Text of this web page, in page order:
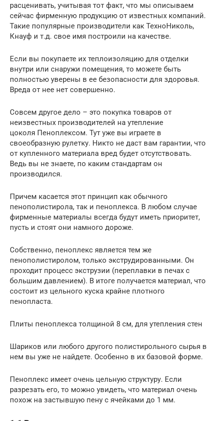
расценивать, учитывая тот факт, что мы описываем
сейчас фирменную продукцию от известных компаний.
Такие популярные производители как ТехноНиколь,
Кнауф и т.д. свое имя построили на качестве.
Если вы покупаете их теплоизоляцию для отделки
внутри или снаружи помещения, то можете быть
полностью уверены в ее безопасности для здоровья.
Вреда от нее нет совершенно.
Совсем другое дело – это покупка товаров от
неизвестных производителей на утепление
цоколя Пеноплексом. Тут уже вы играете в
своеобразную рулетку. Никто не даст вам гарантии, что
от купленного материала вред будет отсутствовать.
Ведь вы не знаете, по каким стандартам он
производился.
Причем касается этот принцип как обычного
пенополистирола, так и пеноплекса. В любом случае
фирменные материалы всегда будут иметь приоритет,
пусть и стоят они намного дороже.
Собственно, пеноплекс является тем же
пенополистиролом, только экструдированными. Он
проходит процесс экструзии (переплавки в печах с
большим давлением). В итоге получается материал, что
состоит из цельного куска крайне плотного
пенопласта.
Плиты пеноплекса толщиной 8 см, для утепления стен
Шариков или любого другого полистирольного сырья в
нем вы уже не найдете. Особенно в их базовой форме.
Пеноплекс имеет очень цельную структуру. Если
разрезать его, то можно увидеть, что материал очень
похож на застывшую пену с ячейками до 1 мм.